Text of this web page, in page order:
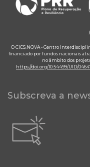
O CICS.NOVA - Centro
financiado por fundos nacionais
no âmbito dos
https://doi.org/10.54499/UID/
Subscreva a